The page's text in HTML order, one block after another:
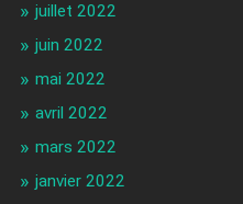
juillet 2022
juin 2022
mai 2022
avril 2022
mars 2022
janvier 2022